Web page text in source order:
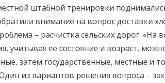
штабной тренировки
внимание на вопрос доставки
– расчистка сельских дорог. «На
учитывая ее состояние и возраст,
затем государственные, местные и
из вариантов решения вопроса –